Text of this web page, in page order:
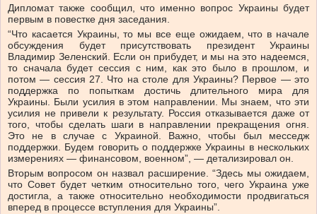
Дипломат также сообщил, что именно вопрос Украины будет
первым в повестке дня заседания.
“Что касается Украины, то мы все еще ожидаем, что в начале
обсуждения будет присутствовать президент Украины
Владимир Зеленский. Если он прибудет, и мы на это надеемся,
то сначала будет сессия с ним, как это было в прошлом, и
потом — сессия 27. Что на столе для Украины? Первое — это
поддержка по попыткам достичь длительного мира для
Украины. Были усилия в этом направлении. Мы знаем, что эти
усилия не привели к результату. Россия отказывается даже от
того, чтобы сделать шаги в направлении прекращения огня.
Это не в случае с Украиной. Важно, чтобы был месседж
поддержки. Будем говорить о поддержке Украины в нескольких
измерениях — финансовом, военном”, — детализировал он.
Вторым вопросом он назвал расширение. “Здесь мы ожидаем,
что Совет будет четким относительно того, чего Украина уже
достигла, а также относительно необходимости продвигаться
вперед в процессе вступления для Украины”.